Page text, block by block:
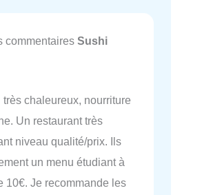
commentaires Sushi
très chaleureux, nourriture
Un restaurant très
niveau qualité/prix. Ils
un menu étudiant à
10€. Je recommande les